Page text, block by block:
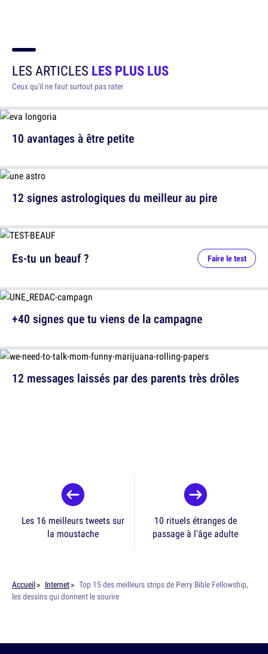
LES ARTICLES LES PLUS LUS
Ceux qu'il ne faut surtout pas rater
10 avantages à être petite
12 signes astrologiques du meilleur au pire
12 messages laissés par des parents très drôles
Es-tu un beauf ? Faire le test
+40 signes que tu viens de la campagne
Les 16 meilleurs tweets sur
la moustache
10 rituels étranges de
passage à l'âge adulte
Accueil Internet
Top 15 des meilleurs strips de Perry Bible Fellowship,
les dessins qui donnent le sourire